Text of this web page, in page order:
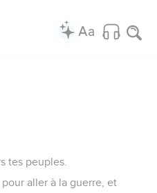
tes peuples.
aller à la guerre, et